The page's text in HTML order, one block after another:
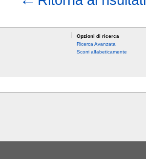
Opzioni di ricerca
Ricerca Avanzata
Scorri alfabeticamente